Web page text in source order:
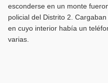
esconderse en un monte
policial del Distrito 2.
en cuyo interior había un
varias.